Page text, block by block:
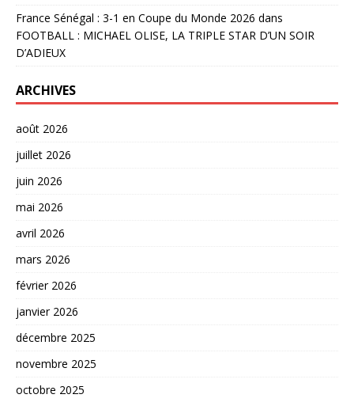
France Sénégal : 3-1 en Coupe du Monde 2026 dans
FOOTBALL : MICHAEL OLISE, LA TRIPLE STAR D’UN SOIR
D’ADIEUX
ARCHIVES
août 2026
juillet 2026
juin 2026
mai 2026
avril 2026
mars 2026
février 2026
janvier 2026
décembre 2025
novembre 2025
octobre 2025